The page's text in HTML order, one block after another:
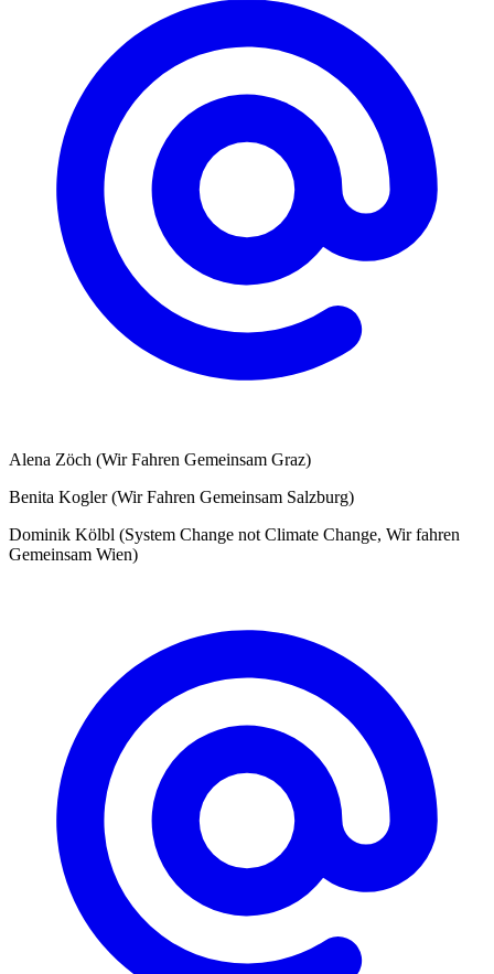
Alena Zöch (Wir Fahren Gemeinsam Graz)
Benita Kogler (Wir Fahren Gemeinsam Salzburg)
Dominik Kölbl (System Change not Climate Change, Wir fahren
Gemeinsam Wien)